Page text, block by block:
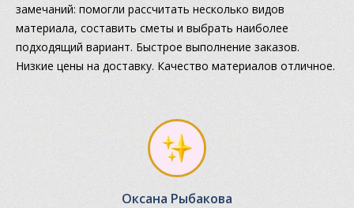
замечаний: помогли рассчитать несколько видов
материала, составить сметы и выбрать наиболее
подходящий вариант. Быстрое выполнение заказов.
Низкие цены на доставку. Качество материалов отличное.
Оксана Рыбакова